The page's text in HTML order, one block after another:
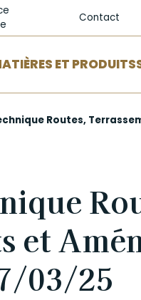
Contact
ET PRODUITS
Routes,
et
03/25